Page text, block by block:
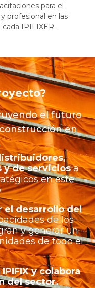
para el
profesional en las
IPIFIXER.
el futuro
en
y de serviciosa
en este
el desarrollo del
de los
y generar un
de todo el
y colabora
del sector.